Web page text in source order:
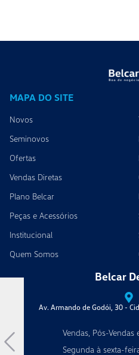
MAPA DO SITE
Novos
Seminovos
Ofertas
Vendas Diretas
Plano Belcar
Peças e Acessórios
Institucional
Quem Somos
Av. Anhanguera,
Vendas,
Segunda à